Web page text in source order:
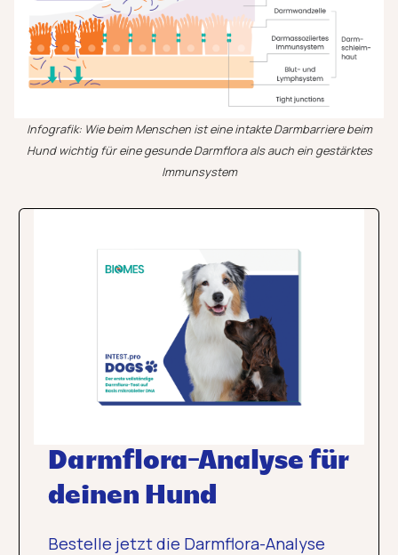
Infografik: Wie beim Menschen ist eine intakte Darmbarriere beim
Hund wichtig für eine gesunde Darmflora als auch ein gestärktes
Immunsystem
Darmflora-Analyse für
deinen Hund
Bestelle jetzt die Darmflora-Analyse